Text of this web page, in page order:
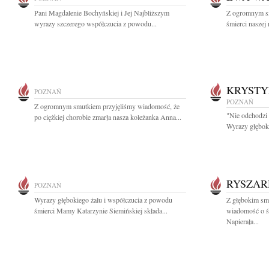
Pani Magdalenie Bochyńskiej i Jej Najbliższym
wyrazy szczerego współczucia z powodu...
Z ogromnym
śmierci
POZNAŃ
Z ogromnym smutkiem przyjęliśmy wiadomość, że
po ciężkiej chorobie zmarła nasza koleżanka Anna...
POZNAŃ
"Nie odchodzi
Wyrazy
POZNAŃ
Wyrazy głębokiego żalu i współczucia z powodu
śmierci Mamy Katarzynie Siemińskiej składa...
Z głębokim
wiadomość o
Napierała...